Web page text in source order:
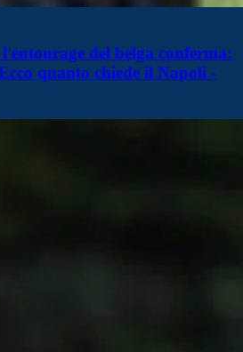
del belga conferma:
quanto chiede il Napoli -